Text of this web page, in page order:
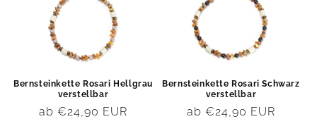
Bernsteinkette Rosari Hellgrau
verstellbar
Normaler
ab €24,90 EUR
Bernsteinkette Rosari Schwarz
verstellbar
Normaler
ab €24,90 EUR